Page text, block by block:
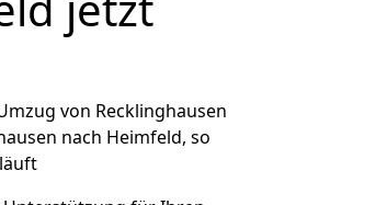
von Recklinghausen
nach Heimfeld, so